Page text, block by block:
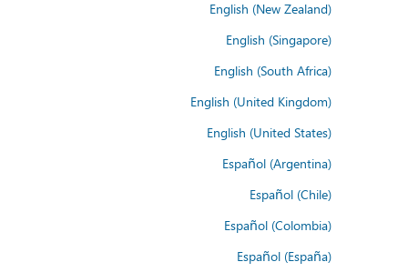
English (New Zealand)
English (Singapore)
English (South Africa)
English (United Kingdom)
English (United States)
Español (Argentina)
Español (Chile)
Español (Colombia)
Español (España)